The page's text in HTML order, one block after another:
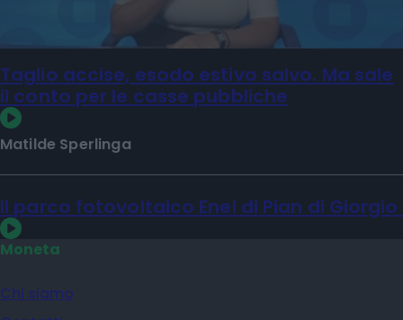
Taglio accise, esodo estivo salvo. Ma sale
il conto per le casse pubbliche
Il parco fotovoltaico Enel di Pian di Giorgio
Moneta